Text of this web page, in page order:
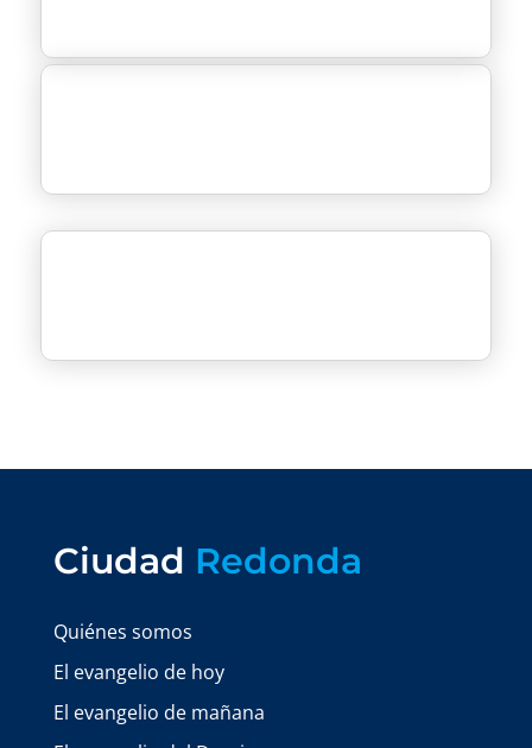
Ciudad Redonda
Quiénes somos
El evangelio de hoy
El evangelio de mañana